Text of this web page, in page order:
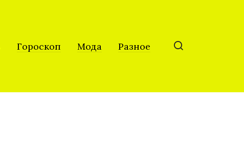
Гороскоп Мода Разное